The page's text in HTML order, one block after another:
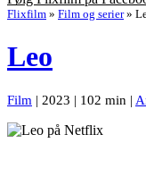
Flixfilm » Film og serier »
Leo
Film | 2023 | 102 min |